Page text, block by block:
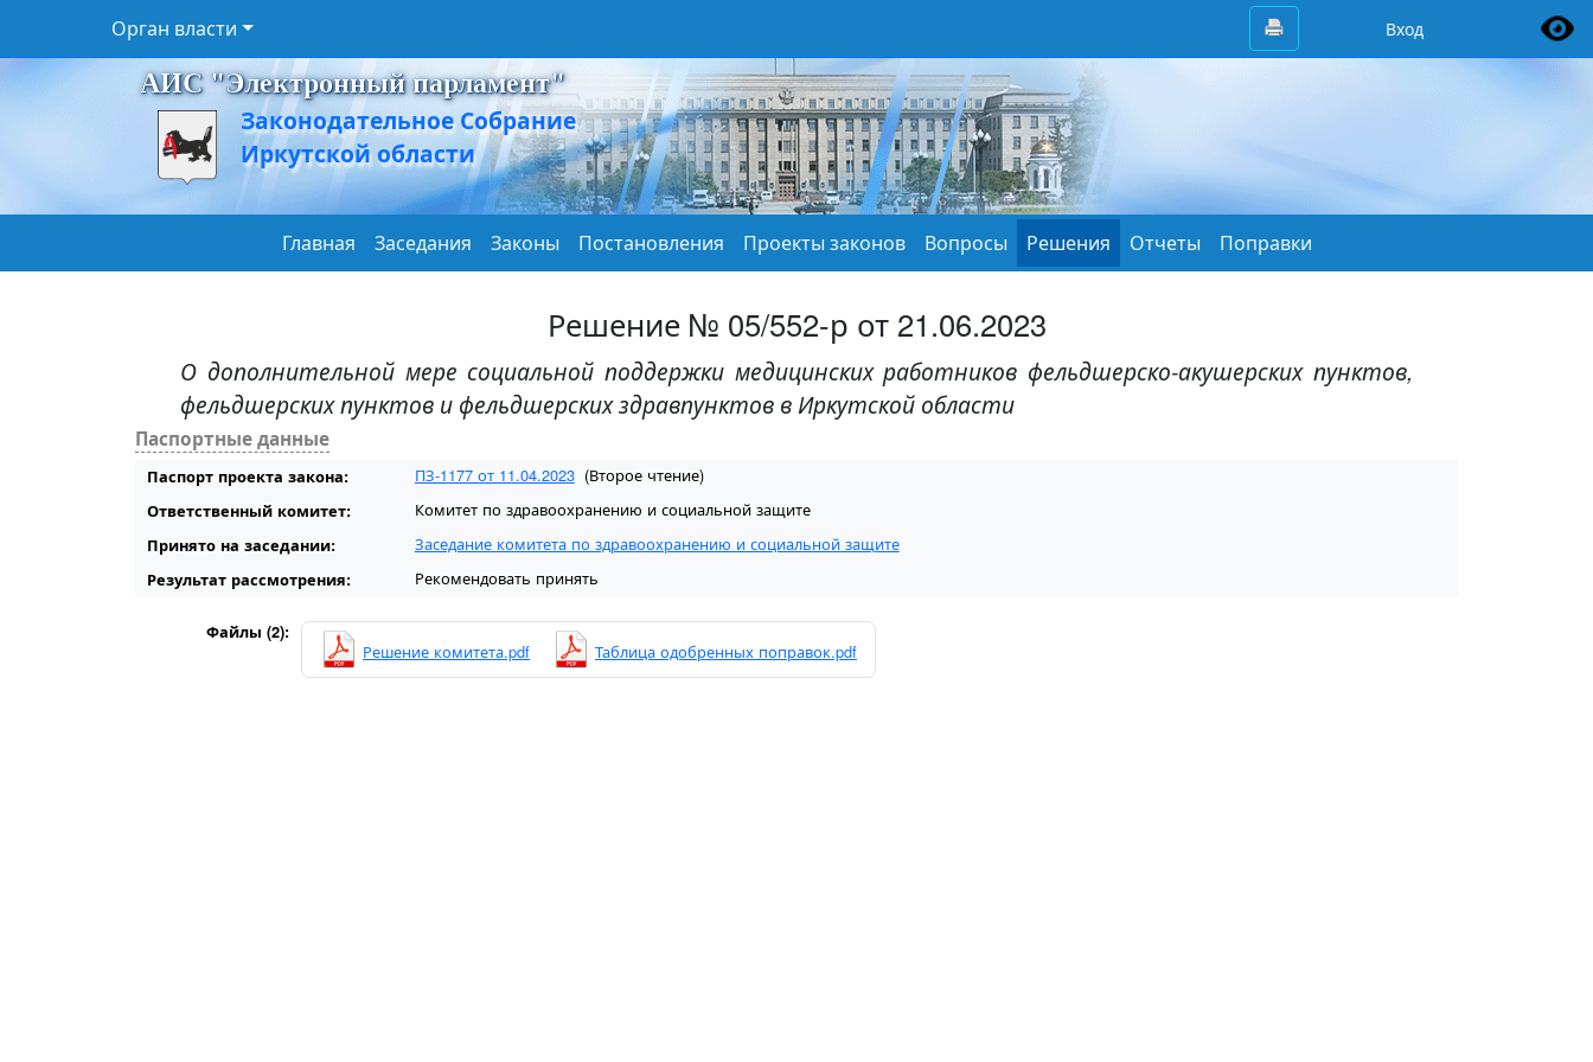
Орган власти Вход
АИС "Электронный парламент"
Законодательное Собрание
Иркутской области
Главная Заседания Законы Постановления Проекты законов Вопросы Решения Отчеты Поправки
Решение № 05/552-р от 21.06.2023
О дополнительной мере социальной поддержки медицинских работников фельдшерско-акушерских пунктов,
фельдшерских пунктов и фельдшерских здравпунктов в Иркутской области
Паспортные данные
Паспорт проекта закона: ПЗ-1177 от 11.04.2023 (Второе чтение)
Ответственный комитет: Комитет по здравоохранению и социальной защите
Принято на заседании: Заседание комитета по здравоохранению и социальной защите
Результат рассмотрения: Рекомендовать принять
Файлы (2):
Решение комитета.pdf Таблица одобренных поправок.pdf